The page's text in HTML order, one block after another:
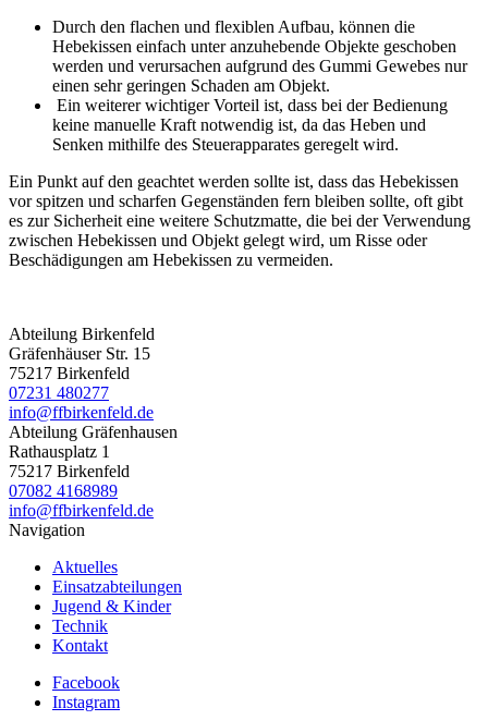
Durch den flachen und flexiblen Aufbau, können die
Hebekissen einfach unter anzuhebende Objekte geschoben
werden und verursachen aufgrund des Gummi Gewebes nur
einen sehr geringen Schaden am Objekt.
Ein weiterer wichtiger Vorteil ist, dass bei der Bedienung
keine manuelle Kraft notwendig ist, da das Heben und
Senken mithilfe des Steuerapparates geregelt wird.
Ein Punkt auf den geachtet werden sollte ist, dass das Hebekissen
vor spitzen und scharfen Gegenständen fern bleiben sollte, oft gibt
es zur Sicherheit eine weitere Schutzmatte, die bei der Verwendung
zwischen Hebekissen und Objekt gelegt wird, um Risse oder
Beschädigungen am Hebekissen zu vermeiden.
Abteilung Birkenfeld
Gräfenhäuser Str. 15
75217 Birkenfeld
07231 480277
info@ffbirkenfeld.de
Abteilung Gräfenhausen
Rathausplatz 1
75217 Birkenfeld
07082 4168989
info@ffbirkenfeld.de
Navigation
Aktuelles
Einsatzabteilungen
Jugend & Kinder
Technik
Kontakt
Facebook
Instagram